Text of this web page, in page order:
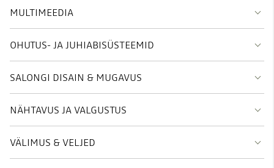
MULTIMEEDIA
OHUTUS- JA JUHIABISÜSTEEMID
SALONGI DISAIN & MUGAVUS
NÄHTAVUS JA VALGUSTUS
VÄLIMUS & VELJED